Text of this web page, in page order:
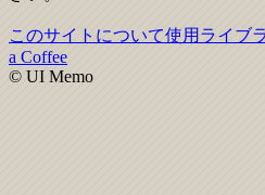
このサイトについて使用ライブ
a Coffee
© UI Memo